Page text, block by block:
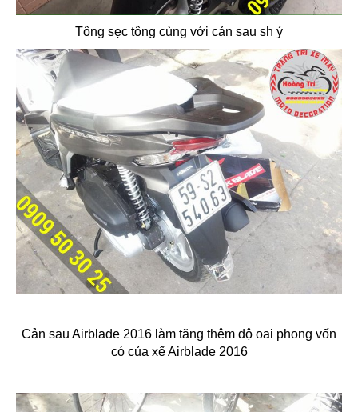
Tông sẹc tông cùng với cản sau sh ý
Cản sau Airblade 2016 làm tăng thêm độ oai phong vốn
có của xế Airblade 2016